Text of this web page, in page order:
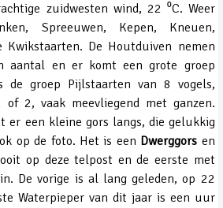
zuidwesten wind, 22 ⁰C. Weer
Spreeuwen, Kepen, Kneuen,
Kwikstaarten. De Houtduiven nemen
aantal en er komt een grote groep
de groep Pijlstaarten van 8 vogels,
2, vaak meevliegend met ganzen.
er een kleine gors langs, die gelukkig
op de foto. Het is een Dwerggors en
op deze telpost en de eerste met
De vorige is al lang geleden, op 22
Waterpieper van dit jaar is een uur